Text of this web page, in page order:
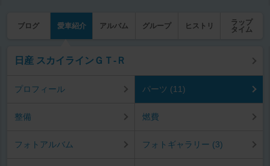
ブログ 愛車紹介 アルバム グループ ヒストリ
ラップ
タイム
日産 スカイラインＧＴ‐Ｒ
プロフィール パーツ (11)
整備 燃費
フォトアルバム フォトギャラリー (3)